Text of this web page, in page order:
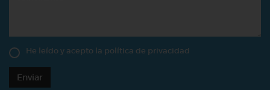
He leído y acepto la política de privacidad
Enviar